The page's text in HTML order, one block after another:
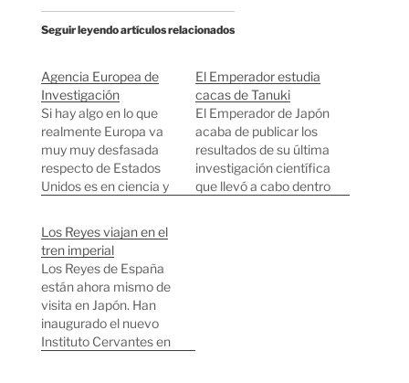
Seguir leyendo artículos relacionados
Agencia Europea de
Investigación
Si hay algo en lo que
realmente Europa va
muy muy desfasada
respecto de Estados
Unidos es en ciencia y
Durante esta semana
se está celebrando el
primer Foro Europeo
Euroscience en
Estocolmo donde se
está debatiendo la
futura creación de la
El Emperador estudia
cacas de Tanuki
El Emperador de Japón
acaba de publicar los
resultados de su última
investigación científica
que llevó a cabo dentro
Los Reyes viajan en el
tren imperial
Los Reyes de España
están ahora mismo de
visita en Japón. Han
inaugurado el nuevo
Instituto Cervantes en